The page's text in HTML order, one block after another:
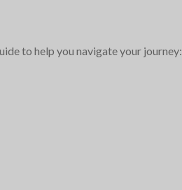
to help you navigate your journey: